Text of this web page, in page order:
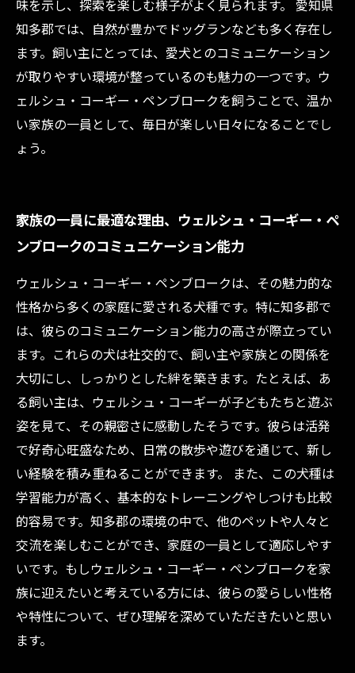
味を示し、探索を楽しむ様子がよく見られます。 愛知県
知多郡では、自然が豊かでドッグランなども多く存在し
ます。飼い主にとっては、愛犬とのコミュニケーション
が取りやすい環境が整っているのも魅力の一つです。ウ
ェルシュ・コーギー・ペンブロークを飼うことで、温か
い家族の一員として、毎日が楽しい日々になることでし
ょう。
家族の一員に最適な理由、ウェルシュ・コーギー・ペ
ンブロークのコミュニケーション能力
ウェルシュ・コーギー・ペンブロークは、その魅力的な
性格から多くの家庭に愛される犬種です。特に知多郡で
は、彼らのコミュニケーション能力の高さが際立ってい
ます。これらの犬は社交的で、飼い主や家族との関係を
大切にし、しっかりとした絆を築きます。たとえば、あ
る飼い主は、ウェルシュ・コーギーが子どもたちと遊ぶ
姿を見て、その親密さに感動したそうです。彼らは活発
で好奇心旺盛なため、日常の散歩や遊びを通じて、新し
い経験を積み重ねることができます。 また、この犬種は
学習能力が高く、基本的なトレーニングやしつけも比較
的容易です。知多郡の環境の中で、他のペットや人々と
交流を楽しむことができ、家庭の一員として適応しやす
いです。もしウェルシュ・コーギー・ペンブロークを家
族に迎えたいと考えている方には、彼らの愛らしい性格
や特性について、ぜひ理解を深めていただきたいと思い
ます。